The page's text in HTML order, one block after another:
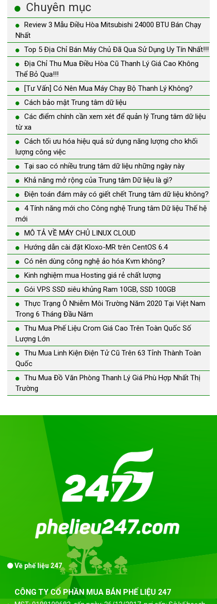
Chuyên mục
Review 3 Mẫu Điều Hòa Mitsubishi 24000 BTU Bán Chạy
Nhất
Top 5 Địa Chỉ Bán Máy Chủ Đã Qua Sử Dụng Uy Tín Nhất!!!
Địa Chỉ Thu Mua Điều Hòa Cũ Thanh Lý Giá Cao Không
Thể Bỏ Qua!!!
[Tư Vấn] Có Nên Mua Máy Chạy Bộ Thanh Lý Không?
Cách bảo mật Trung tâm dữ liệu
Các điểm chính cần xem xét để quản lý Trung tâm dữ liệu
từ xa
Cách tối ưu hóa hiệu quả sử dụng năng lượng cho khối
lượng công việc
Tại sao có nhiều trung tâm dữ liệu những ngày này
Khả năng mở rộng của Trung tâm Dữ liệu là gì?
Điện toán đám mây có giết chết Trung tâm dữ liệu không?
4 Tính năng mới cho Công nghệ Trung tâm Dữ liệu Thế hệ
mới
MÔ TẢ VỀ MÁY CHỦ LINUX CLOUD
Hướng dẫn cài đặt Kloxo-MR trên CentOS 6.4
Có nên dùng công nghệ ảo hóa Kvm không?
Kinh nghiệm mua Hosting giá rẻ chất lượng
Gói VPS SSD siêu khủng Ram 10GB, SSD 100GB
Thực Trạng Ô Nhiễm Môi Trường Năm 2020 Tại Việt Nam
Trong 6 Tháng Đầu Năm
Thu Mua Phế Liệu Crom Giá Cao Trên Toàn Quốc Số
Lượng Lớn
Thu Mua Linh Kiện Điện Tử Cũ Trên 63 Tỉnh Thành Toàn
Quốc
Thu Mua Đồ Văn Phòng Thanh Lý Giá Phù Hợp Nhất Thị
Trường
Về phế liệu 247
CÔNG TY CỔ PHẦN MUA BÁN PHẾ LIỆU 247